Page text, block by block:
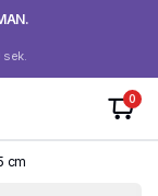
sek.
0
cm